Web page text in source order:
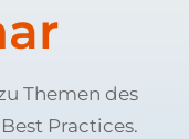
Themen des
Practices.